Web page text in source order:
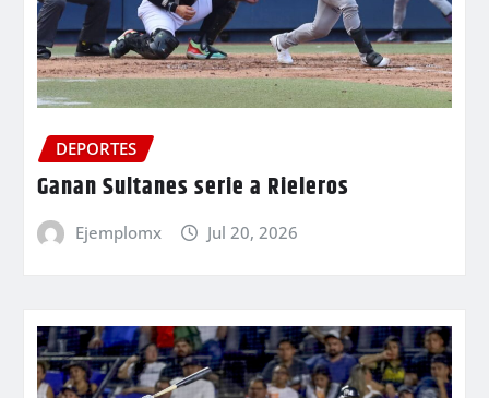
DEPORTES
Ganan Sultanes serie a Rieleros
Ejemplomx Jul 20, 2026